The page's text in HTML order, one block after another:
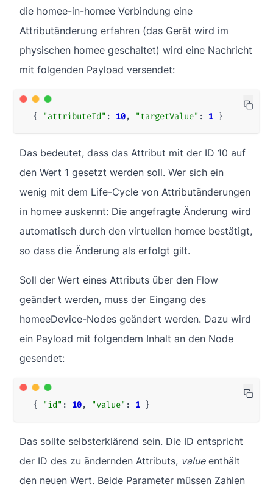
die homee-in-homee Verbindung eine
Attributänderung erfahren (das Gerät wird im
physischen homee geschaltet) wird eine Nachricht
mit folgenden Payload versendet:
{ "attributeId" : 10, "targetValue" : 1 }
Das bedeutet, dass das Attribut mit der ID 10 auf
den Wert 1 gesetzt werden soll. Wer sich ein
wenig mit dem Life-Cycle von Attributänderungen
in homee auskennt: Die angefragte Änderung wird
automatisch durch den virtuellen homee bestätigt,
so dass die Änderung als erfolgt gilt.
Soll der Wert eines Attributs über den Flow
geändert werden, muss der Eingang des
homeeDevice-Nodes geändert werden. Dazu wird
ein Payload mit folgendem Inhalt an den Node
gesendet:
{ "id" : 10, "value" : 1 }
Das sollte selbsterklärend sein. Die ID entspricht
der ID des zu ändernden Attributs, valueenthält
den neuen Wert. Beide Parameter müssen Zahlen